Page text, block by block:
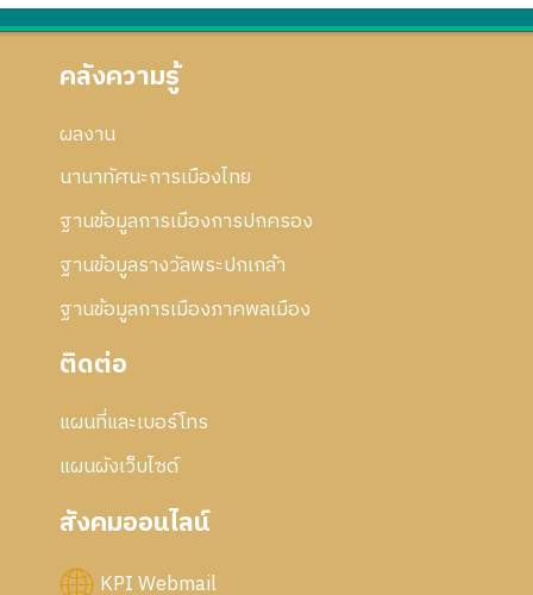
คลังความรู้
ผลงาน
นานาทัศนะการเมืองไทย
ฐานข้อมูลการเมืองการปกครอง
ฐานข้อมูลรางวัลพระปกเกล้า
ฐานข้อมูลการเมืองภาคพลเมือง
ติดต่อ
แผนที่และเบอร์โทร
แผนผังเว็บไซด์
สังคมออนไลน์
KPI Webmail